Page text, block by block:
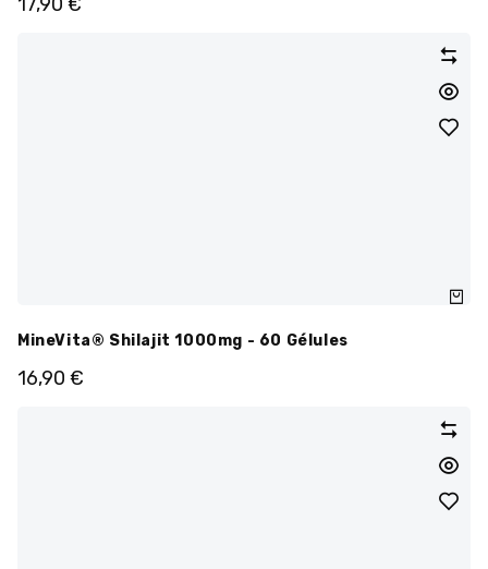
MineVita® Shilajit 1000mg - 60 Gélules
16,90 €